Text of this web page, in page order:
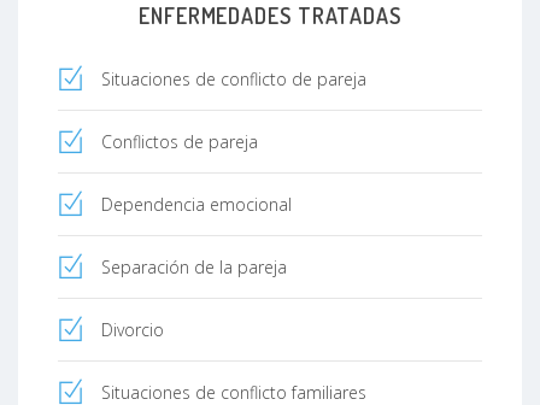
ENFERMEDADES TRATADAS
Situaciones de conflicto de pareja
Conflictos de pareja
Dependencia emocional
Separación de la pareja
Divorcio
Situaciones de conflicto familiares